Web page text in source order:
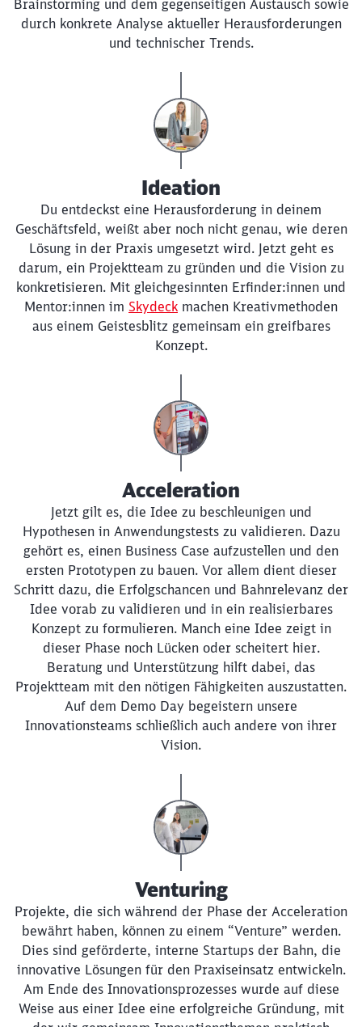
Brainstorming und dem gegenseitigen Austausch sowie
durch konkrete Analyse aktueller Herausforderungen
und technischer Trends.
Ideation
Du entdeckst eine Herausforderung in deinem
Geschäftsfeld, weißt aber noch nicht genau, wie deren
Lösung in der Praxis umgesetzt wird. Jetzt geht es
darum, ein Projektteam zu gründen und die Vision zu
konkretisieren. Mit gleichgesinnten Erfinder:innen und
Mentor:innen im Skydeck machen Kreativmethoden
aus einem Geistesblitz gemeinsam ein greifbares
Konzept.
Acceleration
Jetzt gilt es, die Idee zu beschleunigen und
Hypothesen in Anwendungstests zu validieren. Dazu
gehört es, einen Business Case aufzustellen und den
ersten Prototypen zu bauen. Vor allem dient dieser
Schritt dazu, die Erfolgschancen und Bahnrelevanz der
Idee vorab zu validieren und in ein realisierbares
Konzept zu formulieren. Manch eine Idee zeigt in
dieser Phase noch Lücken oder scheitert hier.
Beratung und Unterstützung hilft dabei, das
Projektteam mit den nötigen Fähigkeiten auszustatten.
Auf dem Demo Day begeistern unsere
Innovationsteams schließlich auch andere von ihrer
Vision.
Venturing
Projekte, die sich während der Phase der Acceleration
bewährt haben, können zu einem “Venture” werden.
Dies sind geförderte, interne Startups der Bahn, die
innovative Lösungen für den Praxiseinsatz entwickeln.
Am Ende des Innovationsprozesses wurde auf diese
Weise aus einer Idee eine erfolgreiche Gründung, mit